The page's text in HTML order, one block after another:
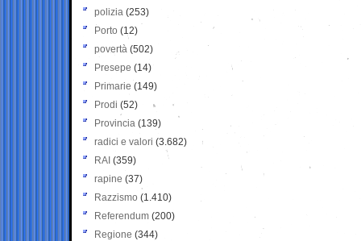
polizia (253)
Porto (12)
povertà (502)
Presepe (14)
Primarie (149)
Prodi (52)
Provincia (139)
radici e valori (3.682)
RAI (359)
rapine (37)
Razzismo (1.410)
Referendum (200)
Regione (344)